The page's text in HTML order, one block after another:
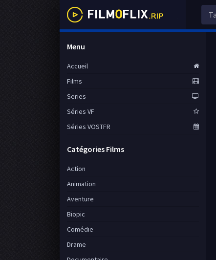
Menu
Accueil
Films
Series
Séries VF
Séries VOSTFR
Catégories Films
Action
Animation
Aventure
Biopic
Comédie
Drame